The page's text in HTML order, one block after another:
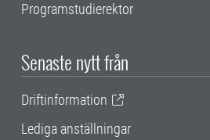
Programstudierektor
Senaste nytt från
Driftinformation
Lediga anställningar